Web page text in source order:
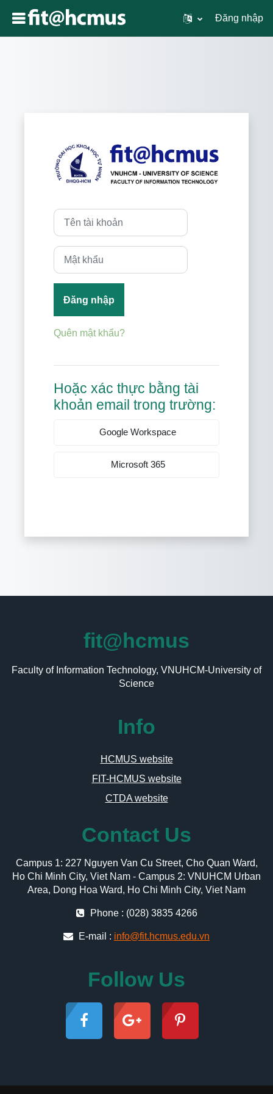
Đăng nhập
Đăng nhập vào
Tên tài khoản
Mật khẩu
Đăng nhập
Quên mật khẩu?
Hoặc xác thực bằng tài
khoản email trong trường:
Google Workspace
Microsoft 365
fit@hcmus
Faculty of Information Technology, VNUHCM-University of
Science
Info
HCMUS website
FIT-HCMUS website
CTDA website
Contact Us
Campus 1: 227 Nguyen Van Cu Street, Cho Quan Ward,
Ho Chi Minh City, Viet Nam - Campus 2: VNUHCM Urban
Area, Dong Hoa Ward, Ho Chi Minh City, Viet Nam
Phone : (028) 3835 4266
E-mail : info@fit.hcmus.edu.vn
Follow Us